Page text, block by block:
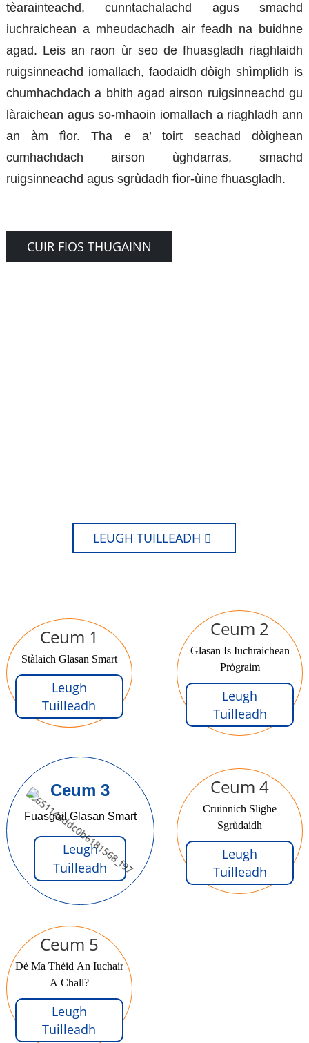
tèarainteachd, cunntachalachd agus smachd
iuchraichean a mheudachadh air feadh na buidhne
agad. Leis an raon ùr seo de fhuasgladh riaghlaidh
ruigsinneachd iomallach, faodaidh dòigh shìmplidh is
chumhachdach a bhith agad airson ruigsinneachd gu
làraichean agus so-mhaoin iomallach a riaghladh ann
an àm fìor. Tha e a’ toirt seachad dòighean
cumhachdach airson ùghdarras, smachd
ruigsinneachd agus sgrùdadh fìor-ùine fhuasgladh.
CUIR FIOS THUGAINN
LEUGH TUILLEADH
Ceum 1
Stàlaich Glasan Smart
Leugh
Tuilleadh
Ceum 2
Glasan Is Iuchraichean
Prògraim
Leugh
Tuilleadh
Ceum 3
Fuasgail Glasan Smart
Leugh
Tuilleadh
Ceum 4
Cruinnich Slighe
Sgrùdaidh
Leugh
Tuilleadh
Ceum 5
Dè Ma Thèid An Iuchair
A Chall?
Leugh
Tuilleadh